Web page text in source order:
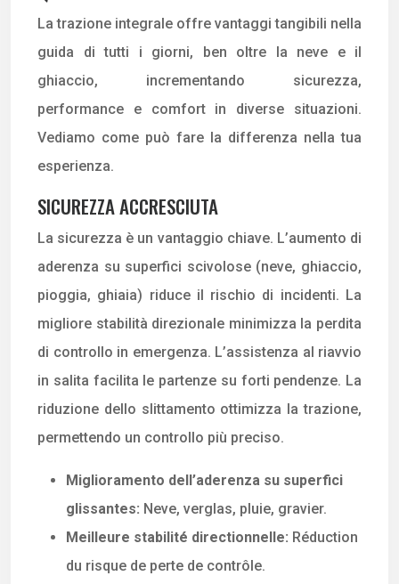
La trazione integrale offre vantaggi tangibili nella
guida di tutti i giorni, ben oltre la neve e il
ghiaccio, incrementando sicurezza,
performance e comfort in diverse situazioni.
Vediamo come può fare la differenza nella tua
esperienza.
SICUREZZA ACCRESCIUTA
La sicurezza è un vantaggio chiave. L’aumento di
aderenza su superfici scivolose (neve, ghiaccio,
pioggia, ghiaia) riduce il rischio di incidenti. La
migliore stabilità direzionale minimizza la perdita
di controllo in emergenza. L’assistenza al riavvio
in salita facilita le partenze su forti pendenze. La
riduzione dello slittamento ottimizza la trazione,
permettendo un controllo più preciso.
Miglioramento dell’aderenza su superfici
glissantes: Neve, verglas, pluie, gravier.
Meilleure stabilité directionnelle: Réduction
du risque de perte de contrôle.